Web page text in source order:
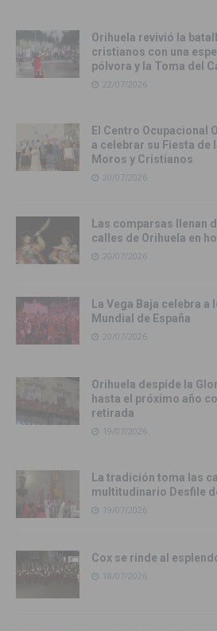
Orihuela revivió la
cristianos con una
pólvora y la Toma del
22/07/2026
El Centro Ocupacional
a celebrar su Fiesta de
Moros y Cristianos
20/07/2026
Las comparsas llenan
calles de Orihuela en
20/07/2026
La Vega Baja celebra
Mundial de España
20/07/2026
Orihuela despide la
hasta el próximo año
retirada
19/07/2026
La tradición toma las
multitudinario Desfile
19/07/2026
Cox se rinde al
18/07/2026